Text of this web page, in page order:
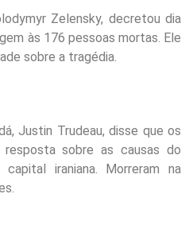
Zelensky, decretou dia
às 176 pessoas mortas. Ele
sobre a tragédia.
Justin Trudeau, disse que os
resposta sobre as causas do
iraniana. Morreram na